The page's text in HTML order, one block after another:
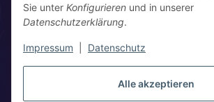
Alle akzeptieren
Sie unter Konfigurieren und in unserer
Datenschutzerklärung.
Impressum Datenschutz
+49 6073 7250531
Vertrag widerrufen